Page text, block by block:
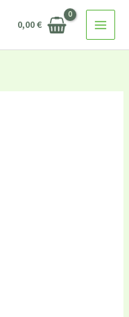
0,00€